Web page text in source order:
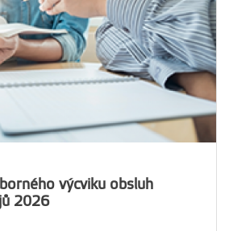
výcviku obsluh
2026